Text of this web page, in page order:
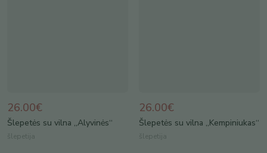
26.00€
Šlepetės su vilna „Alyvinės“
šlepetija
26.00€
Šlepetės su vilna „Kempiniukas“
šlepetija